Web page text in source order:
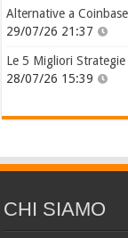
Alternative a
29/07/26 21:37
Le 5 Migliori
28/07/26 15:39
CHI SIAMO